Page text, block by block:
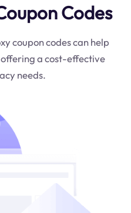
Codes
coupon codes can help
offering a cost-effective
needs.